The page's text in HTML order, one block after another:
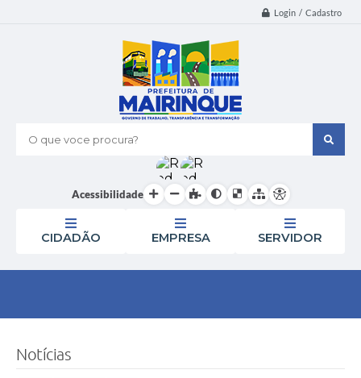
Login / Cadastro
O que voce procura?
Acessibilidade
CIDADÃO EMPRESA SERVIDOR
Notícias